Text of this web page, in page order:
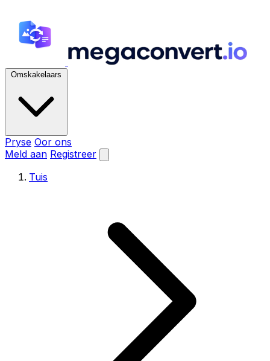
Omskakelaars
Pryse Oor ons
Meld aan Registreer
Tuis